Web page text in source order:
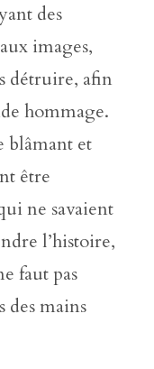
des
images,
détruire, afin
hommage.
blâmant et
être
ne savaient
l’histoire,
faut pas
mains